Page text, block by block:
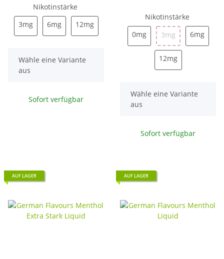
Nikotinstärke
3mg3mg 6mg6mg 12mg12mg
x
Wähle eine Variante
aus
Sofort verfügbar
Nikotinstärke
0mg0mg 3mg3mg 6mg6mg
12mg12mg
x
Wähle eine Variante
aus
Sofort verfügbar
AUF LAGER AUF LAGER